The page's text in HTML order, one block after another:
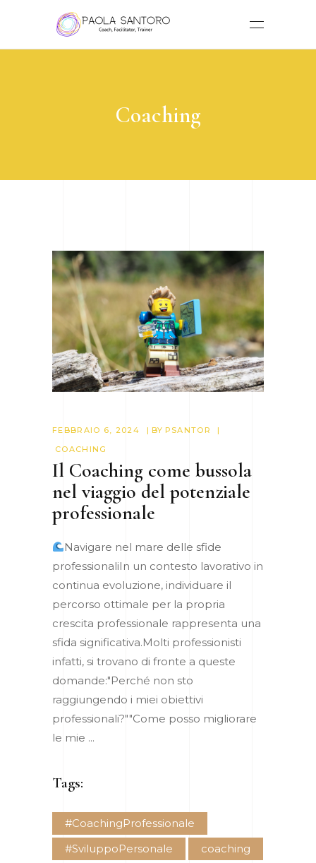
Coaching
FEBBRAIO 6, 2024 BY PSANTOR
COACHING
Il Coaching come bussola
nel viaggio del potenziale
professionale
Navigare nel mare delle sfide
professionaliIn un contesto lavorativo in
continua evoluzione, individuare il
percorso ottimale per la propria
crescita professionale rappresenta una
sfida significativa.Molti professionisti
infatti, si trovano di fronte a queste
domande:"Perché non sto
raggiungendo i miei obiettivi
professionali?""Come posso migliorare
le mie
Tags:
#CoachingProfessionale
#SviluppoPersonale
coaching